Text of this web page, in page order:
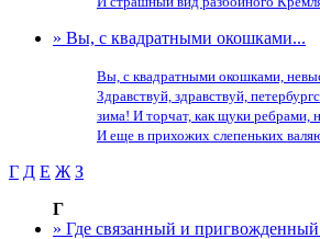
» Вы, с квадратными окошками...
Вы, с квадратными окошками,
Здравствуй, здравствуй,
зима! И торчат, как щуки ребрами,
И еще в прихожих слепеньких
Г Д Е Ж З
Г
» Где связанный и пригвожденный